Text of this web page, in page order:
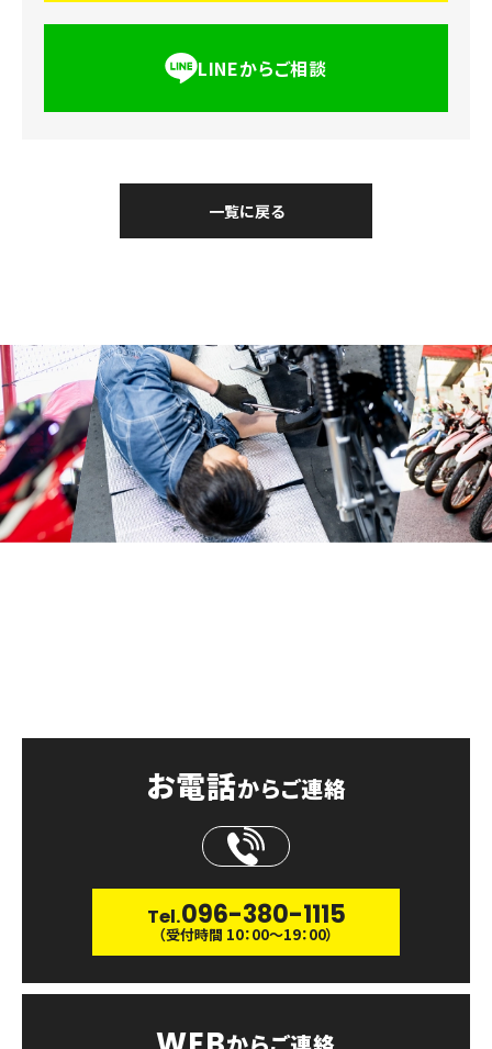
LINEからご相談
一覧に戻る
お電話からご連絡
Tel.096-380-1115
（受付時間 10：00〜19：00）